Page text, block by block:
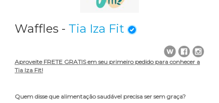
Waffles - Tia Iza Fit
Aproveite FRETE GRATIS em seu primeiro pedido para conhecer a
Tia Iza Fit!
Quem disse que alimentação saudável precisa ser sem graça?